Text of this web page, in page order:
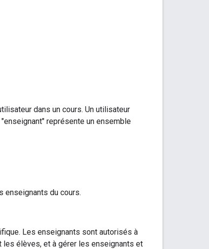
dans un cours. Un utilisateur
représente un ensemble
enseignants du cours.
Les enseignants sont autorisés à
les élèves, et à gérer les enseignants et